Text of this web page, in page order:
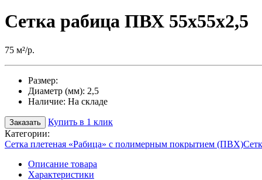
Сетка рабица ПВХ 55х55х2,5
75 м²/р.
Размер:
Диаметр (мм): 2,5
Наличие: На складе
Заказать
Купить в 1 клик
Категории:
Сетка плетеная «Рабица» с полимерным покрытием (ПВХ)
Описание товара
Характеристики